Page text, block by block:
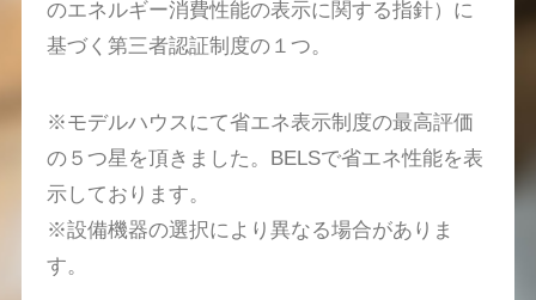
のエネルギー消費性能の表示に関する指針）に
基づく第三者認証制度の１つ。
※モデルハウスにて省エネ表示制度の最高評価
の５つ星を頂きました。BELSで省エネ性能を表
示しております。
※設備機器の選択により異なる場合がありま
す。